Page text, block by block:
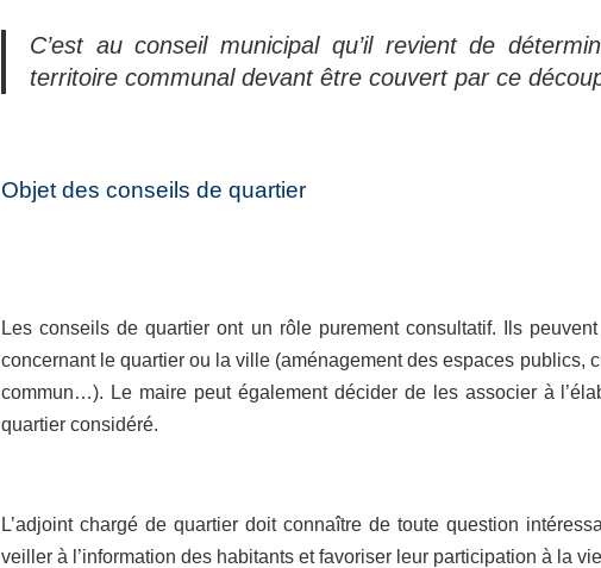
C’est au conseil municipal qu’il revient de
territoire communal devant être couvert par ce
Objet des conseils de quartier
Les conseils de quartier ont un rôle purement consultatif. Ils
concernant le quartier ou la ville (aménagement des espaces publics,
commun…). Le maire peut également décider de les associer à
quartier considéré.
L’adjoint chargé de quartier doit connaître de toute question
veiller à l’information des habitants et favoriser leur participation à la